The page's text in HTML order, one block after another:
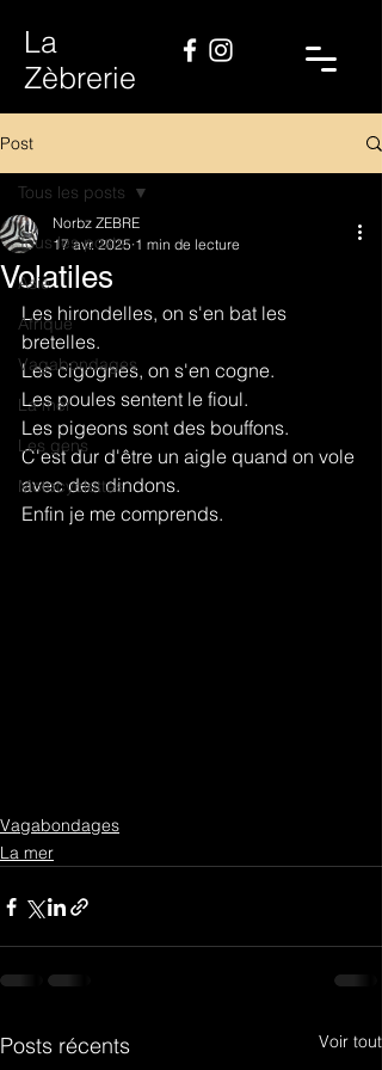
La
Zèbrerie
Post
Tous les posts
Asie
Afrique
Vagabondages
La mer
Les gens
Motocyclettes
Tous les posts
Volatiles
Norbz ZEBRE
17 avr. 2025 1 min de lecture
Les hirondelles, on s'en bat les
bretelles.
Les cigognes, on s'en cogne.
Les poules sentent le fioul.
Les pigeons sont des bouffons.
C'est dur d'être un aigle quand on vole
avec des dindons.
Enfin je me comprends.
Vagabondages
La mer
Posts récents Voir tout